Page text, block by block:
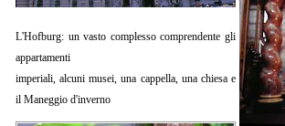
L'Hofburg: un vasto complesso comprendente gli
appartamenti
imperiali, alcuni musei, una cappella, una chiesa e
il Maneggio d'inverno